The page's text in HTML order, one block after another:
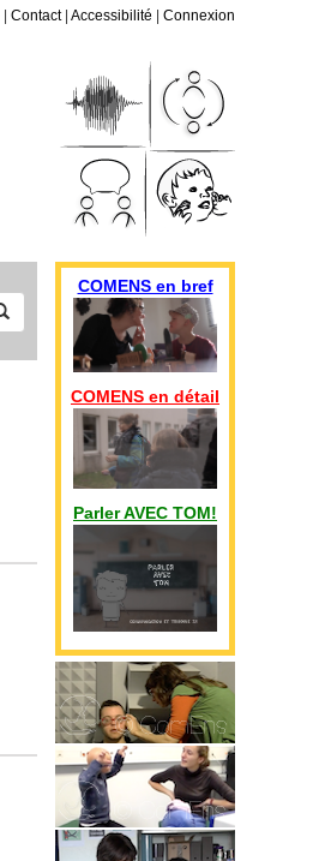
Contact Accessibilité Connexion
COMENS en bref
COMENS en détail
Parler AVEC TOM!
Parole
Gestualité